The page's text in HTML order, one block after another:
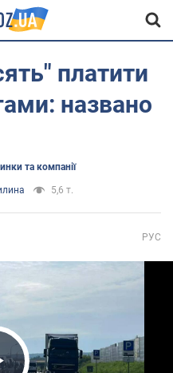
платити
названо
та компанії
5,6 т.
РУС